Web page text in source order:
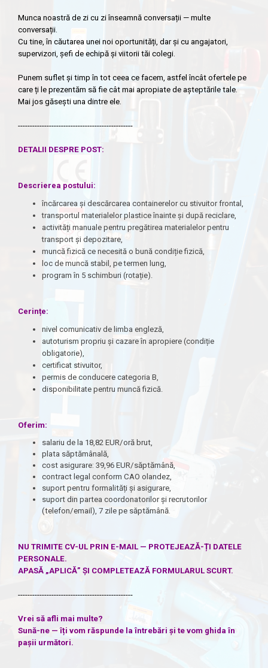
Munca noastră de zi cu zi înseamnă conversații — multe
conversații.
Cu tine, în căutarea unei noi oportunități, dar și cu angajatori,
supervizori, șefi de echipă și viitorii tăi colegi.
Punem suflet și timp în tot ceea ce facem, astfel încât ofertele pe
care ți le prezentăm să fie cât mai apropiate de așteptările tale.
Mai jos găsești una dintre ele.
------------------------------------------------
DETALII DESPRE POST:
Descrierea postului:
încărcarea și descărcarea containerelor cu stivuitor frontal,
transportul materialelor plastice înainte și după reciclare,
activități manuale pentru pregătirea materialelor pentru
transport și depozitare,
muncă fizică ce necesită o bună condiție fizică,
loc de muncă stabil, pe termen lung,
program în 5 schimburi (rotație).
Cerințe:
nivel comunicativ de limba engleză,
autoturism propriu și cazare în apropiere (condiție
obligatorie),
certificat stivuitor,
permis de conducere categoria B,
disponibilitate pentru muncă fizică.
Oferim:
salariu de la 18,82 EUR/oră brut,
plata săptămânală,
cost asigurare: 39,96 EUR/săptămână,
contract legal conform CAO olandez,
suport pentru formalități și asigurare,
suport din partea coordonatorilor și recrutorilor
(telefon/email), 7 zile pe săptămână.
NU TRIMITE CV-UL PRIN E-MAIL — PROTEJEAZĂ-ȚI DATELE
PERSONALE.
APASĂ „APLICĂ” ȘI COMPLETEAZĂ FORMULARUL SCURT.
------------------------------------------------
Vrei să afli mai multe?
Sună-ne — îți vom răspunde la întrebări și te vom ghida în
pașii următori.